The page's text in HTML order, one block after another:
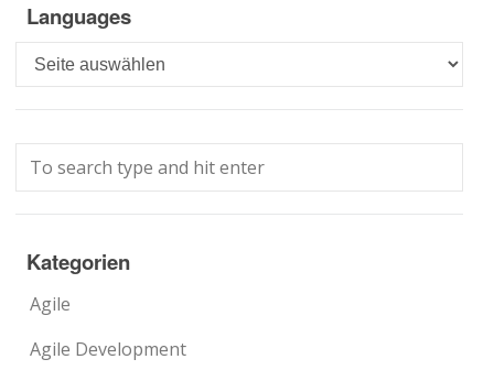
Languages
Languages
Kategorien
Agile
Agile Development